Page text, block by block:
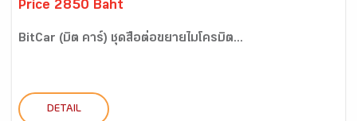
Price 2850 Baht
BitCar (บิต คาร์) ชุดสื่อต่อขยายไมโครบิต...
DETAIL